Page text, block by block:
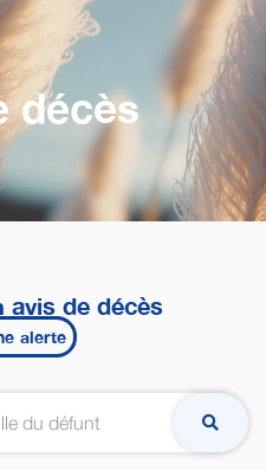
décès
avis de décès
alerte